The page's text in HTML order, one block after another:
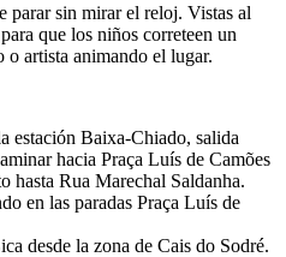
parar sin mirar el reloj. Vistas al
que los niños correteen un
artista animando el lugar.
estación Baixa-Chiado, salida
hacia Praça Luís de Camões
hasta Rua Marechal Saldanha.
en las paradas Praça Luís de
desde la zona de Cais do Sodré.